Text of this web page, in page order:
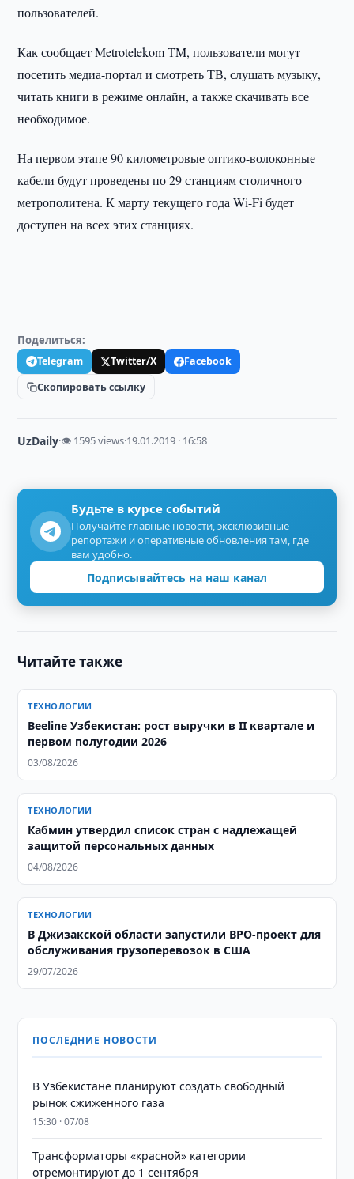
пользователей.
Как сообщает Metrotelekom TM, пользователи могут
посетить медиа-портал и смотреть ТВ, слушать музыку,
читать книги в режиме онлайн, а также скачивать все
необходимое.
На первом этапе 90 километровые оптико-волоконные
кабели будут проведены по 29 станциям столичного
метрополитена. К марту текущего года Wi-Fi будет
доступен на всех этих станциях.
Поделиться:
Telegram Twitter/X
Facebook
Скопировать ссылку
UzDaily·👁 1595 views·19.01.2019 · 16:58
Будьте в курсе событий
Получайте главные новости, эксклюзивные
репортажи и оперативные обновления там, где
вам удобно.
Подписывайтесь на наш канал
Читайте также
ТЕХНОЛОГИИ
Beeline Узбекистан: рост выручки в II квартале и
первом полугодии 2026
03/08/2026
ТЕХНОЛОГИИ
Кабмин утвердил список стран с надлежащей
защитой персональных данных
04/08/2026
ТЕХНОЛОГИИ
В Джизакской области запустили BPO-проект для
обслуживания грузоперевозок в США
29/07/2026
ПОСЛЕДНИЕ НОВОСТИ
В Узбекистане планируют создать свободный
рынок сжиженного газа
15:30 · 07/08
Трансформаторы «красной» категории
отремонтируют до 1 сентября